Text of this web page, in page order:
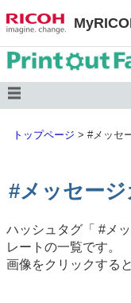
トップページ > #メッセ
#メッセージ
ハッシュタグ「 #メ
レートの一覧です。
画像をクリックする